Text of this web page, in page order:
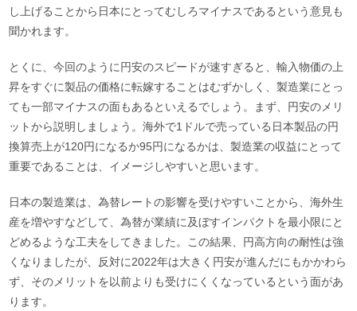
し上げることから日本にとってむしろマイナスであるという意見も
聞かれます。
とくに、今回のように円安のスピードが速すぎると、輸入物価の上
昇をすぐに製品の価格に転嫁することはむずかしく、製造業にとっ
ても一部マイナスの面もあるといえるでしょう。まず、円安のメリ
ットから説明しましょう。海外で1ドルで売っている日本製品の円
換算売上が120円になるか95円になるかは、製造業の収益にとって
重要であることは、イメージしやすいと思います。
日本の製造業は、為替レートの影響を受けやすいことから、海外生
産を増やすなどして、為替が業績に及ぼすインパクトを最小限にと
どめるような工夫をしてきました。この結果、円高方向の耐性は強
くなりましたが、反対に2022年は大きく円安が進んだにもかかわら
ず、そのメリットを以前よりも受けにくくなっているという面があ
ります。